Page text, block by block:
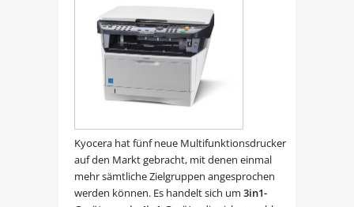
Kyocera hat fünf neue Multifunktionsdrucker
auf den Markt gebracht, mit denen einmal
mehr sämtliche Zielgruppen angesprochen
werden können. Es handelt sich um 3in1-